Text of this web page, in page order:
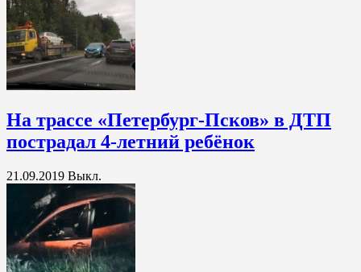
На трассе «Петербург-Псков» в ДТП
пострадал 4-летний ребёнок
21.09.2019 Выкл.